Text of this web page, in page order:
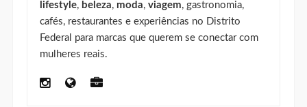
lifestyle, beleza, moda, viagem, gastronomia,
cafés, restaurantes e experiências no Distrito
Federal para marcas que querem se conectar com
mulheres reais.